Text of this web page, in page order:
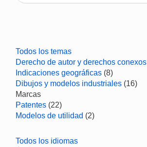
Todos los temas
Derecho de autor y derechos conexos
Indicaciones geográficas (8)
Dibujos y modelos industriales (16)
Marcas
Patentes (22)
Modelos de utilidad (2)
Todos los idiomas